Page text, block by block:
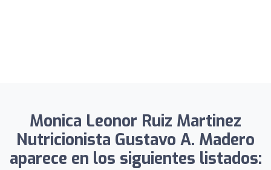
Monica Leonor Ruiz Martinez
Nutricionista Gustavo A. Madero
aparece en los siguientes listados: